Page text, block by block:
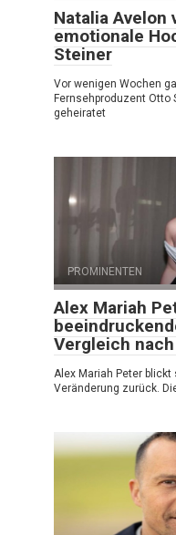
Natalia
emotionale
Steiner
Vor wenigen Wochen
Fernsehproduzent Otto
geheiratet
PROMINENTEN
Alex Mariah
Vergleich
Alex Mariah Peter
Veränderung zurück.